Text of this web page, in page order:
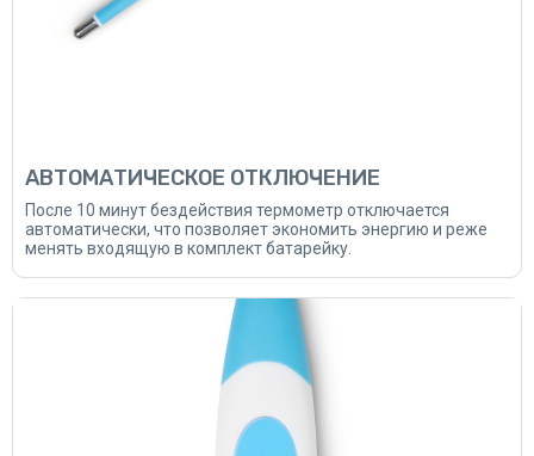
АВТОМАТИЧЕСКОЕ ОТКЛЮЧЕНИЕ
После 10 минут бездействия термометр отключается
автоматически, что позволяет экономить энергию и реже
менять входящую в комплект батарейку.